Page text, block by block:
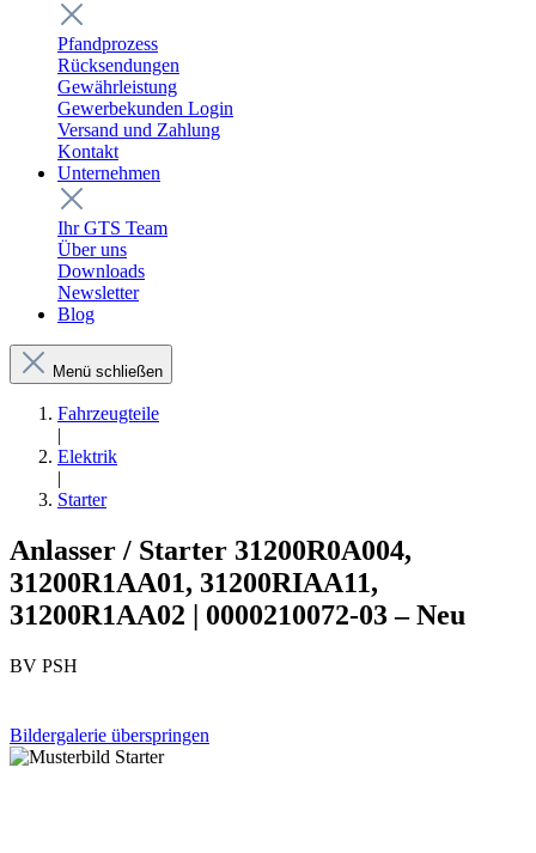
Pfandprozess
Rücksendungen
Gewährleistung
Gewerbekunden Login
Versand und Zahlung
Kontakt
Unternehmen
Ihr GTS Team
Über uns
Downloads
Newsletter
Blog
Menü schließen
Fahrzeugteile
|
Elektrik
|
Starter
Anlasser / Starter 31200R0A004,
31200R1AA01, 31200RIAA11,
31200R1AA02 | 0000210072-03 – Neu
BV PSH
Bildergalerie überspringen